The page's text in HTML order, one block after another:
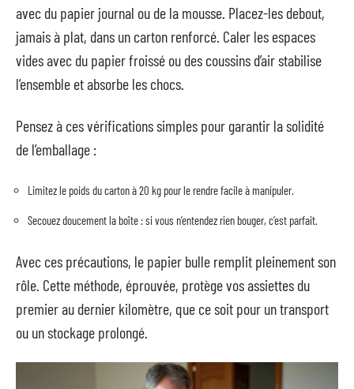
avec du papier journal ou de la mousse. Placez-les debout,
jamais à plat, dans un carton renforcé. Caler les espaces
vides avec du papier froissé ou des coussins d’air stabilise
l’ensemble et absorbe les chocs.
Pensez à ces vérifications simples pour garantir la solidité
de l’emballage :
Limitez le poids du carton à 20 kg pour le rendre facile à manipuler.
Secouez doucement la boîte : si vous n’entendez rien bouger, c’est parfait.
Avec ces précautions, le papier bulle remplit pleinement son
rôle. Cette méthode, éprouvée, protège vos assiettes du
premier au dernier kilomètre, que ce soit pour un transport
ou un stockage prolongé.